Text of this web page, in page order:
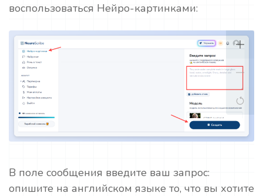
воспользоваться Нейро-картинками:
В поле сообщения введите ваш запрос:
опишите на английском языке то, что вы хотите